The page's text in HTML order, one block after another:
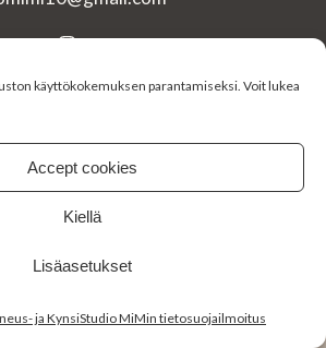
käyttökokemuksen parantamiseksi. Voit lukea
Accept cookies
Kiellä
Lisäasetukset
ja KynsiStudio MiMin tietosuojailmoitus